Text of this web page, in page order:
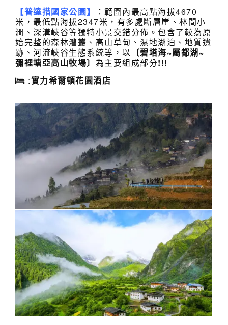
【普達措國家公園】
：範圍內最高點海拔4670
米，最低點海拔2347米，有多處斷層崖、林間小
澗、深溝峽谷等獨特小景交錯分佈。包含了較為原
始完整的森林灌叢、高山草甸、濕地湖泊、地質遺
跡、河流峽谷生態系統等，以 〔碧塔海~屬都湖~
彌裡塘亞高山牧場〕 為主要組成部分!!!
:實力希爾頓花園酒店